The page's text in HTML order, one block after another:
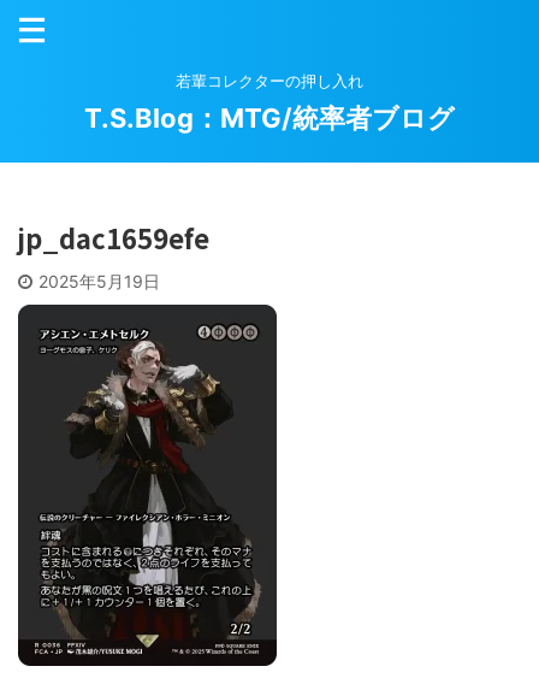
若輩コレクターの押し入れ
T.S.Blog：MTG/統率者ブログ
jp_dac1659efe
2025年5月19日